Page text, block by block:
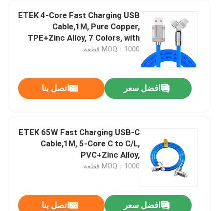
ETEK 4-Core Fast Charging USB
Cable,1M, Pure Copper,
TPE+Zinc Alloy, 7 Colors, with
LED Indicator
MOQ：1000 قطعة
افضل سعر اتصل بنا
ETEK 65W Fast Charging USB-C
Cable,1M, 5-Core C to C/L,
PVC+Zinc Alloy,
Black/White/Blue/Orange
MOQ：1000 قطعة
افضل سعر اتصل بنا